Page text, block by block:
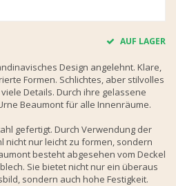
AUF LAGER
Design angelehnt. Klare,
Formen. Schlichtes, aber stilvolles
Details. Durch ihre gelassene
Beaumont für alle Innenräume.
gefertigt. Durch Verwendung der
nicht nur leicht zu formen, sondern
besteht abgesehen vom Deckel
Sie bietet nicht nur ein überaus
sondern auch hohe Festigkeit.